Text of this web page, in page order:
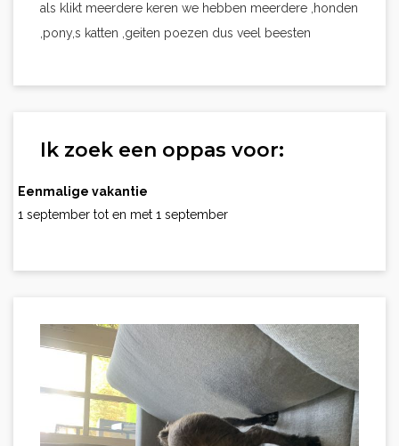
als klikt meerdere keren we hebben meerdere ,honden
,pony,s katten ,geiten poezen dus veel beesten
Ik zoek een oppas voor:
Eenmalige vakantie
1 september tot en met 1 september